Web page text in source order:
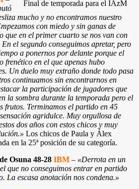
Final de temporada para el IAzM
mucho y no encontramos nuestro
con miedo y sin ganas de
que en el primer cuarto se nos van con
el segundo conseguimos apretar, pero
a ponernos por delante porque el
frenético en el que apenas hubo
Un duelo muy extraño donde todo pasa
continuamos sin encontrarnos en
la participación de jugadores que
la sombra durante la temporada pero el
frutos. Terminamos el partido en 45
agridulce. Muy orgullosa de
dos años con estos chicos y muy
Los chicos de Paula y Álex
en la 25ª posición de su categoría.
Osuna 48-28 IBM – «Derrota en un
que no conseguimos entrar en partido
La escasa anotación nos condena.»